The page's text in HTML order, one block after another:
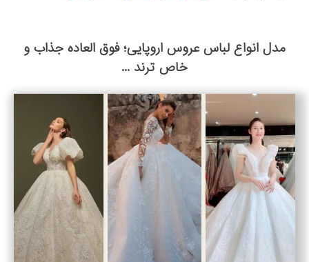
مدل انواع لباس عروس اروپایی؛ فوق العاده جذاب و
خاص ترند ...